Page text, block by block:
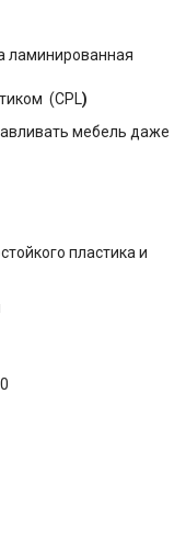
ламинированная
(CPL)
мебель даже
пластика и